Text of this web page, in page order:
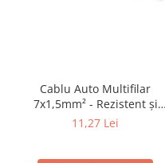
Cablu Auto Multifilar
7x1,5mm² - Rezistent și
Flexibil pentru Remorci 12V-
11,27 Lei